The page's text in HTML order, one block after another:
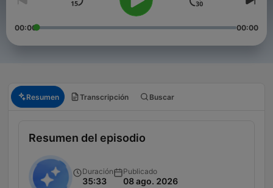
00:00 00:00
Resumen Transcripción Buscar
Resumen del episodio
Duración
35:33
Publicado
08 ago. 2026